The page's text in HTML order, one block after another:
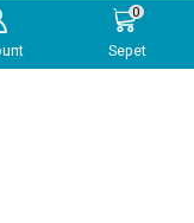
0
Sepet